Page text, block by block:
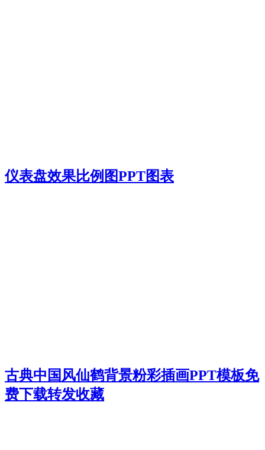
仪表盘效果比例图PPT图表
古典中国风仙鹤背景粉彩插画PPT模板免
费下载转发收藏